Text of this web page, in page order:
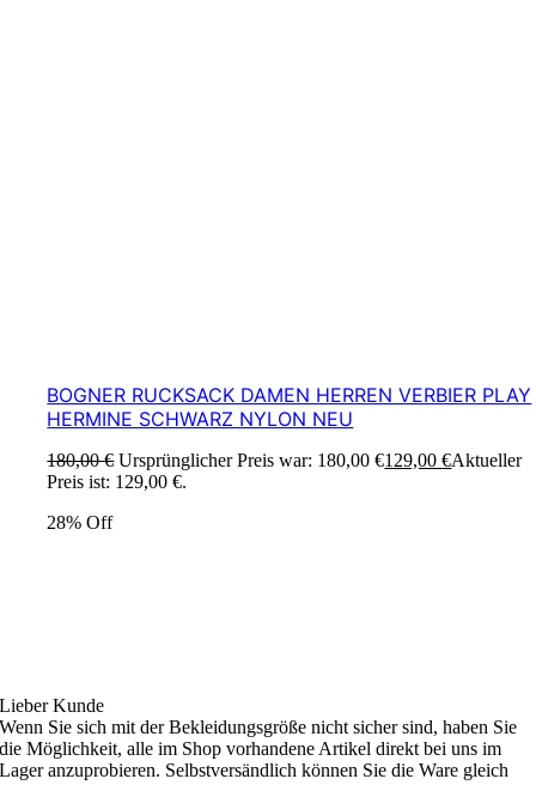
BOGNER RUCKSACK DAMEN HERREN VERBIER PLAY
HERMINE SCHWARZ NYLON NEU
180,00€ Ursprünglicher Preis war: 180,00 €129,00€Aktueller
Preis ist: 129,00 €.
28% Off
Lieber Kunde
Wenn Sie sich mit der Bekleidungsgröße nicht sicher sind, haben Sie
die Möglichkeit, alle im Shop vorhandene Artikel direkt bei uns im
Lager anzuprobieren. Selbstversändlich können Sie die Ware gleich